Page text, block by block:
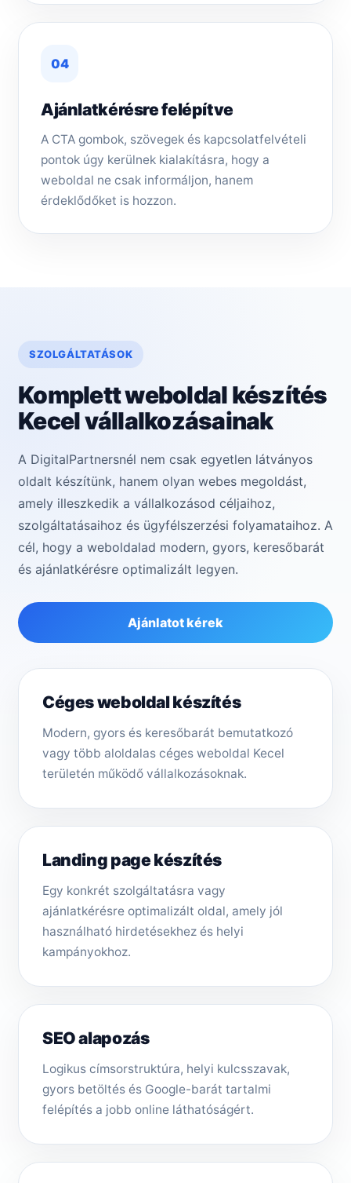
04
Ajánlatkérésre felépítve
A CTA gombok, szövegek és kapcsolatfelvételi
pontok úgy kerülnek kialakításra, hogy a
weboldal ne csak informáljon, hanem
érdeklődőket is hozzon.
SZOLGÁLTATÁSOK
Komplett weboldal készítés
Kecel vállalkozásainak
A DigitalPartnersnél nem csak egyetlen látványos
oldalt készítünk, hanem olyan webes megoldást,
amely illeszkedik a vállalkozásod céljaihoz,
szolgáltatásaihoz és ügyfélszerzési folyamataihoz. A
cél, hogy a weboldalad modern, gyors, keresőbarát
és ajánlatkérésre optimalizált legyen.
Ajánlatot kérek
Céges weboldal készítés
Modern, gyors és keresőbarát bemutatkozó
vagy több aloldalas céges weboldal Kecel
területén működő vállalkozásoknak.
Landing page készítés
Egy konkrét szolgáltatásra vagy
ajánlatkérésre optimalizált oldal, amely jól
használható hirdetésekhez és helyi
kampányokhoz.
SEO alapozás
Logikus címsorstruktúra, helyi kulcsszavak,
gyors betöltés és Google-barát tartalmi
felépítés a jobb online láthatóságért.